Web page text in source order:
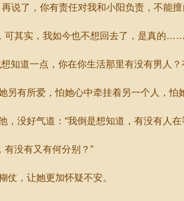
说了，你有责任对我和小阳负责，不能擅
其实，我如今也不想回去了，是真的
道一点，你在你生活那里有没有男人？
有所爱，怕她心中牵挂着另一个人，
没好气道：“我倒是想知道，有没有人在
没有又有何分别？”
，让她更加怀疑不安。